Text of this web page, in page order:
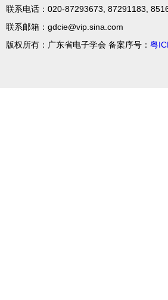
联系电话：020-87293673, 87291183,
联系邮箱：gdcie@vip.sina.com
版权所有：广东省电子学会 备案序号： 粤